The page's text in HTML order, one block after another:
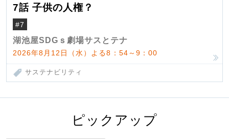
7話 子供の人権？
#7
湖池屋SDGｓ劇場サスとテナ
2026年8月12日（水）よる8：54～9：00
サステナビリティ
ピックアップ